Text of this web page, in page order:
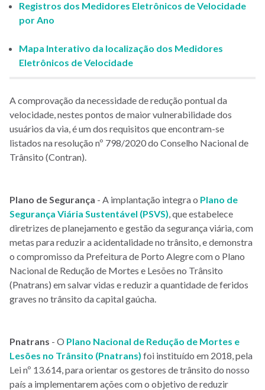
Registros dos Medidores Eletrônicos de Velocidade
por Ano
Mapa Interativo da localização dos Medidores
Eletrônicos de Velocidade
A comprovação da necessidade de redução pontual da
velocidade, nestes pontos de maior vulnerabilidade dos
usuários da via, é um dos requisitos que encontram-se
listados na resolução nº 798/2020 do Conselho Nacional de
Trânsito (Contran).
Plano de Segurança - A implantação integra o Plano de
Segurança Viária Sustentável (PSVS), que estabelece
diretrizes de planejamento e gestão da segurança viária, com
metas para reduzir a acidentalidade no trânsito, e demonstra
o compromisso da Prefeitura de Porto Alegre com o Plano
Nacional de Redução de Mortes e Lesões no Trânsito
(Pnatrans) em salvar vidas e reduzir a quantidade de feridos
graves no trânsito da capital gaúcha.
Pnatrans - O Plano Nacional de Redução de Mortes e
Lesões no Trânsito (Pnatrans) foi instituído em 2018, pela
Lei nº 13.614, para orientar os gestores de trânsito do nosso
país a implementarem ações com o objetivo de reduzir